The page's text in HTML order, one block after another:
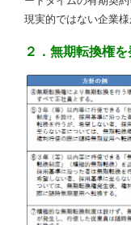
現実的ではない企業様
２．無期転換権